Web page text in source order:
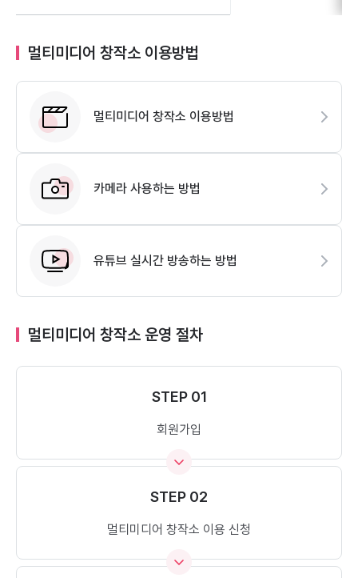
멀티미디어 창작소 이용방법
멀티미디어 창작소 이용방법
카메라 사용하는 방법
유튜브 실시간 방송하는 방법
멀티미디어 창작소 운영 절차
STEP 01
회원가입
STEP 02
멀티미디어 창작소 이용 신청